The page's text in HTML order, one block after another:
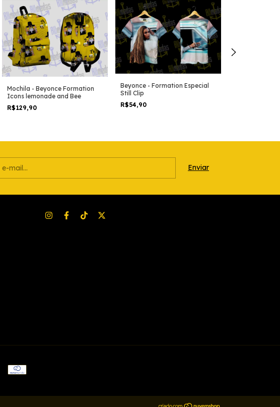
Mochila - Beyonce Formation
Icons lemonade and Bee
R$129,90
Beyonce - Formation Especial
Still Clip
R$54,90